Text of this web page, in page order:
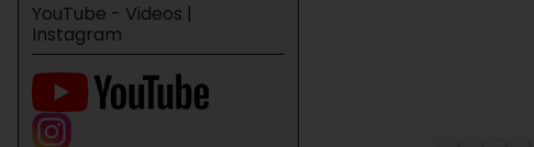
YouTube - Videos |
Instagram